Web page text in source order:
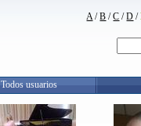
A/B /C /D /
Todos usuarios